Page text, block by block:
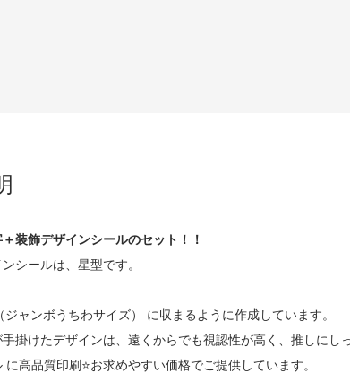
装飾デザインシールのセット！！
シールは、星型です。
ャンボうちわサイズ） に収まるように作成しています。
掛けたデザインは、遠くからでも視認性が高く、推しに
に高品質印刷⭐お求めやすい価格でご提供しています。